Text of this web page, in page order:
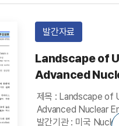
발간자료
Landscape of
Advanced
Supply Chain 주
제목 : Landscape of
Advanced Nuclear
발간기관 : 미국